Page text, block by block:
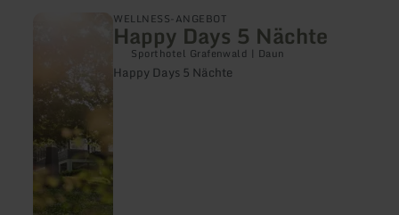
WELLNESS-ANGEBOT
Happy Days 5 Nächte
Sporthotel Grafenwald | Daun
Happy Days 5 Nächte
Nächte